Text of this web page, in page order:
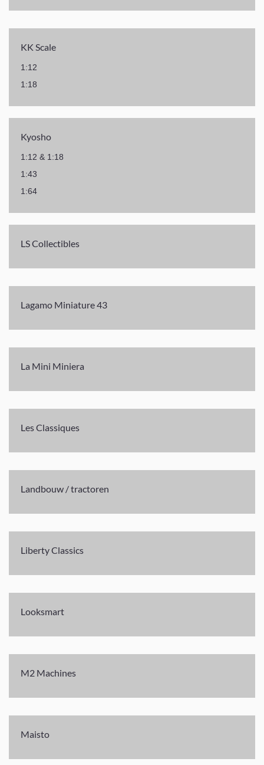
KK Scale
1:12
1:18
Kyosho
1:12 & 1:18
1:43
1:64
LS Collectibles
Lagamo Miniature 43
La Mini Miniera
Les Classiques
Landbouw / tractoren
Liberty Classics
Looksmart
M2 Machines
Maisto